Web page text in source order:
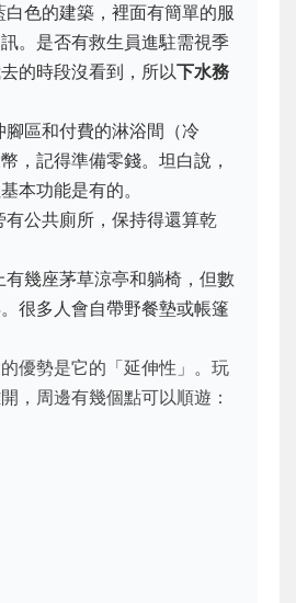
白色的建築，裡面有簡單的服
。是否有救生員進駐需視季
的時段沒看到，所以下水務
腳區和付費的淋浴間（冷
，記得準備零錢。坦白說，
本功能是有的。
有公共廁所，保持得還算乾
有幾座茅草涼亭和躺椅，但數
很多人會自帶野餐墊或帳篷
優勢是它的「延伸性」。玩
，周邊有幾個點可以順遊：